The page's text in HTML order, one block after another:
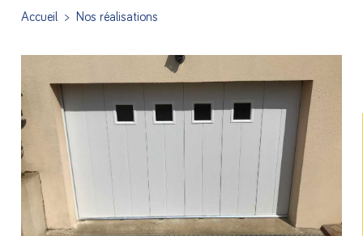
Nos produits
Accueil > Nos réalisations